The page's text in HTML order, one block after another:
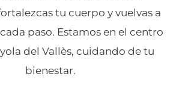
tu cuerpo y vuelvas a
paso. Estamos en el centro
del Vallès, cuidando de tu
bienestar.